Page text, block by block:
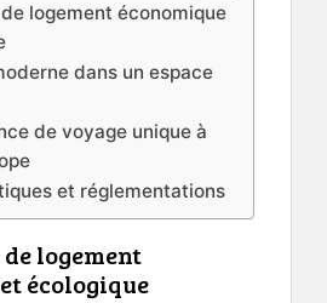
logement économique
dans un espace
de voyage unique à
et réglementations
logement
écologique